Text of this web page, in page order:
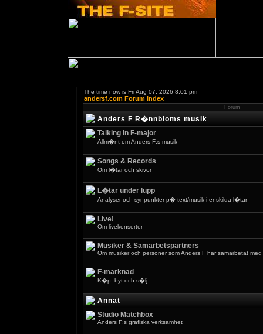
The time now is Fri Aug 07, 2026 8:01 pm
andersf.com Forum Index
Forum
Anders F R�nnbloms musik
Talking in F-major
Allm�nt om Anders F:s musik
Songs & Records
Om l�tar och skivor
L�tar under lupp
Analyser och synpunkter p� text/musik i enskilda l�tar
Live!
Om livekonserter
Musiker & Samarbetspartners
Om musiker och personer som Anders F har samarbetat med
F-marknad
K�p, byt och s�lj
Annat
Studio Matchbox
Anders F:s grafiska verksamhet